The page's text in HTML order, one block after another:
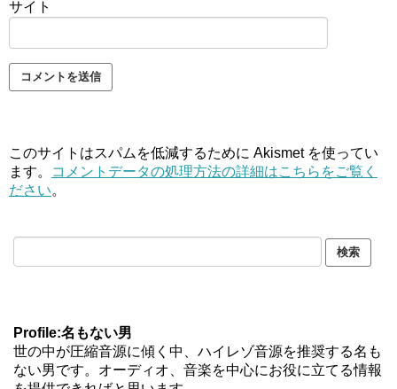
サイト
このサイトはスパムを低減するために Akismet を使ってい
ます。
コメントデータの処理方法の詳細はこちらをご覧く
ださい。
Profile:名もない男
世の中が圧縮音源に傾く中、ハイレゾ音源を推奨する名も
ない男です。オーディオ、音楽を中心にお役に立てる情報